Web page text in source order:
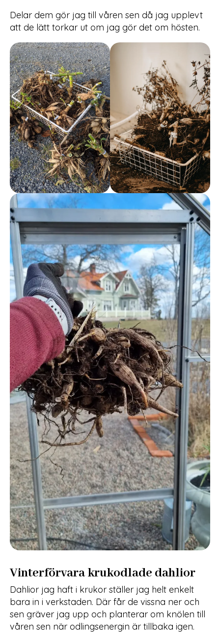
Delar dem gör jag till våren sen då jag upplevt
att de lätt torkar ut om jag gör det om hösten.
Vinterförvara krukodlade dahlior
Dahlior jag haft i krukor ställer jag helt enkelt
bara in i verkstaden. Där får de vissna ner och
sen gräver jag upp och planterar om knölen till
våren sen när odlingsenergin är tillbaka igen.